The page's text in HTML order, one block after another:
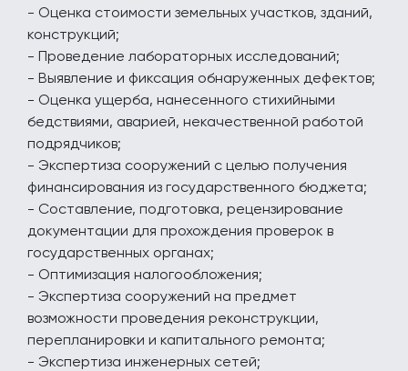
- Оценка стоимости земельных участков, зданий,
конструкций;
- Проведение лабораторных исследований;
- Выявление и фиксация обнаруженных дефектов;
- Оценка ущерба, нанесенного стихийными
бедствиями, аварией, некачественной работой
подрядчиков;
- Экспертиза сооружений с целью получения
финансирования из государственного бюджета;
- Составление, подготовка, рецензирование
документации для прохождения проверок в
государственных органах;
- Оптимизация налогообложения;
- Экспертиза сооружений на предмет
возможности проведения реконструкции,
перепланировки и капитального ремонта;
- Экспертиза инженерных сетей;